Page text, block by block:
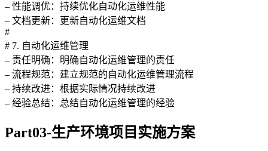
– 性能调优：持续优化自动化运维性能
– 文档更新：更新自动化运维文档
#
# 7. 自动化运维管理
– 责任明确：明确自动化运维管理的责任
– 流程规范：建立规范的自动化运维管理流程
– 持续改进：根据实际情况持续改进
– 经验总结：总结自动化运维管理的经验
Part03-生产环境项目实施方案